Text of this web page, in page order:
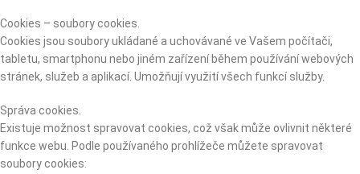
Cookies – soubory cookies.
Cookies jsou soubory ukládané a uchovávané ve Vašem počítači,
tabletu, smartphonu nebo jiném zařízení během používání webových
stránek, služeb a aplikací. Umožňují využití všech funkcí služby.
Správa cookies.
Existuje možnost spravovat cookies, což však může ovlivnit některé
funkce webu. Podle používaného prohlížeče můžete spravovat
soubory cookies: